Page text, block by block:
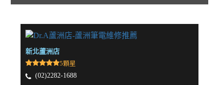
新北蘆洲店
5顆星
(02)2282-1688